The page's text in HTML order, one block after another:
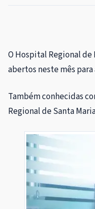
O Hospital Regional
abertos neste mês
Também conhecidas
Regional de Santa